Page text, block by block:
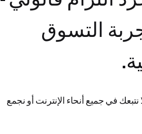
التسوق
في جميع أنحاء الإنترنت أو نجمع